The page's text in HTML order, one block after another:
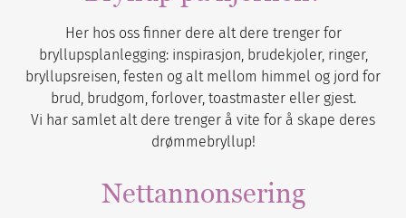
Her hos oss finner dere alt dere trenger for
bryllupsplanlegging: inspirasjon, brudekjoler, ringer,
bryllupsreisen, festen og alt mellom himmel og jord for
brud, brudgom, forlover, toastmaster eller gjest.
Vi har samlet alt dere trenger å vite for å skape deres
drømmebryllup!
Nettannonsering